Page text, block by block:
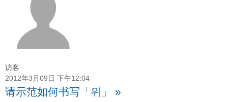
访客
2012年3月09日 下午12:04
请示范如何书写「위」 »